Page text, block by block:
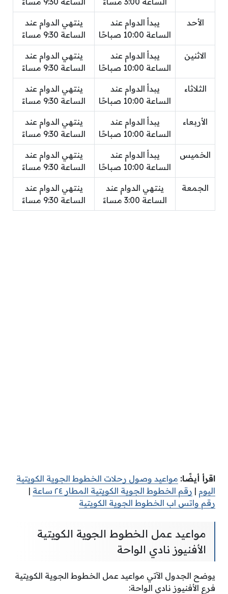
الأحد
يبدأ الدوام عند
الساعة 10:00 صباحًا
ينتهي الدوام عند
الساعة 9:30 مساءً
الاثنين
يبدأ الدوام عند
الساعة 10:00 صباحًا
ينتهي الدوام عند
الساعة 9:30 مساءً
الثلاثاء
يبدأ الدوام عند
الساعة 10:00 صباحًا
ينتهي الدوام عند
الساعة 9:30 مساءً
الأربعاء
يبدأ الدوام عند
الساعة 10:00 صباحًا
ينتهي الدوام عند
الساعة 9:30 مساءً
الخميس
يبدأ الدوام عند
الساعة 10:00 صباحًا
ينتهي الدوام عند
الساعة 9:30 مساءً
الجمعة
ينتهي الدوام عند
الساعة 3:00 مساءً
ينتهي الدوام عند
الساعة 9:30 مساءً
اقرأ أيضًا: مواعيد وصول رحلات الخطوط الجوية الكويتية
اليوم | رقم الخطوط الجوية الكويتية المطار ٢٤ ساعة
|
رقم واتس اب الخطوط الجوية الكويتية
مواعيد عمل الخطوط الجوية الكويتية
الأفنيوز نادي الواحة
يوضح الجدول الآتي مواعيد عمل الخطوط الجوية الكويتية
فرع الأفنيوز نادي الواحة: